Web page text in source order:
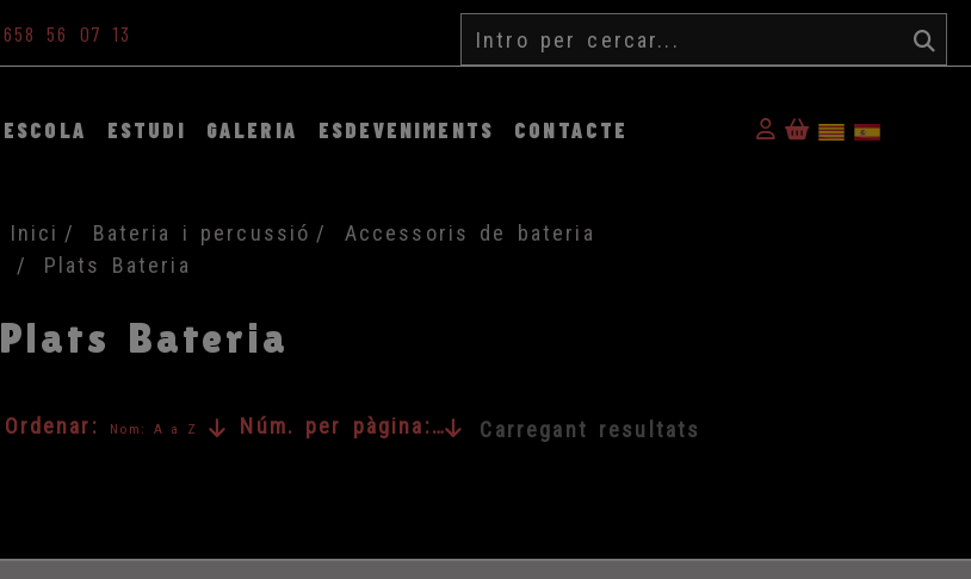
658 56 07 13 Cercar
ESCOLA ESTUDI GALERIA ESDEVENIMENTS CONTACTE Identifícat
Inici Bateria i percussió
Accessoris de bateria
Plats Bateria
Plats Bateria
Ordenar: Nom: A a Z Núm. per pàgina: 12 Carregant resultats